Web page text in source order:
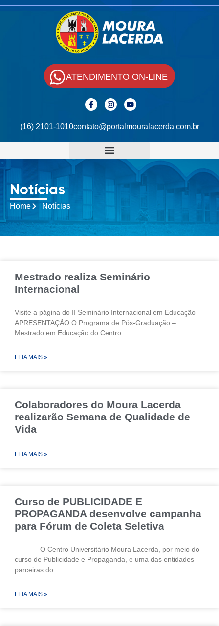
(16) 2101-1010contato@portalmouralacerda.com.br
ATENDIMENTO ON-LINE
Notícias
Home Notícias
Mestrado realiza Seminário
Internacional
Visite a página do II Seminário Internacional em Educação
APRESENTAÇÃO O Programa de Pós-Graduação –
Mestrado em Educação do Centro
LEIA MAIS »
Colaboradores do Moura Lacerda
realizarão Semana de Qualidade de
Vida
LEIA MAIS »
Curso de PUBLICIDADE E
PROPAGANDA desenvolve campanha
para Fórum de Coleta Seletiva
O Centro Universitário Moura Lacerda, por meio do
curso de Publicidade e Propaganda, é uma das entidades
parceiras do
LEIA MAIS »